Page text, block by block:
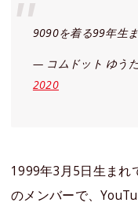
9090を着る99年生
— コムドット ゆう
2020
1999年3月5日生まれ
のメンバーで、